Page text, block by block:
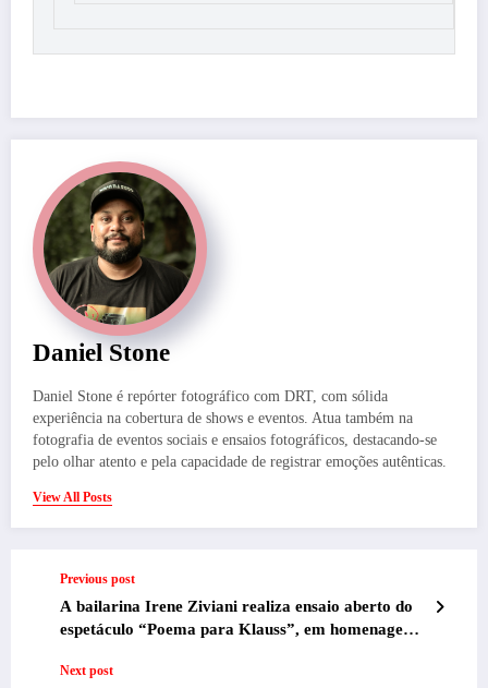
Daniel Stone
Daniel Stone é repórter fotográfico com DRT, com sólida
experiência na cobertura de shows e eventos. Atua também na
fotografia de eventos sociais e ensaios fotográficos, destacando-se
pelo olhar atento e pela capacidade de registrar emoções autênticas.
View All Posts
Previous post
A bailarina Irene Ziviani realiza ensaio aberto do
espetáculo “Poema para Klauss”, em homenagem
Next post